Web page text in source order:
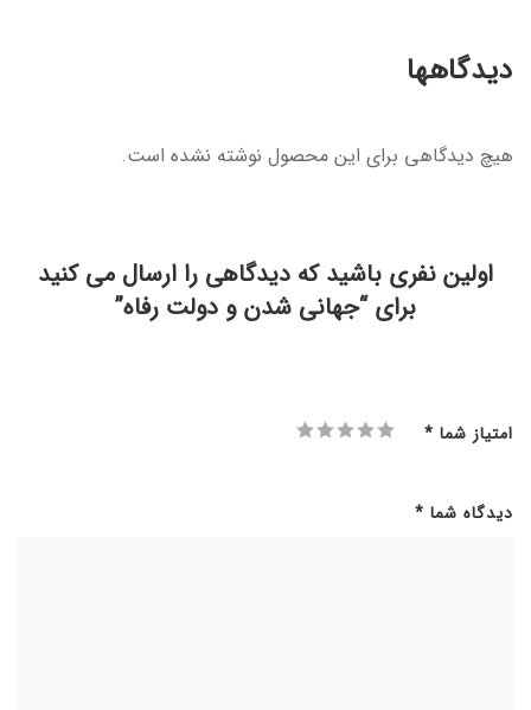
دیدگاهها
هیچ دیدگاهی برای این محصول نوشته نشده است.
اولین نفری باشید که دیدگاهی را ارسال می کنید
برای “جهانی شدن و دولت رفاه”
امتیاز شما *
دیدگاه شما *